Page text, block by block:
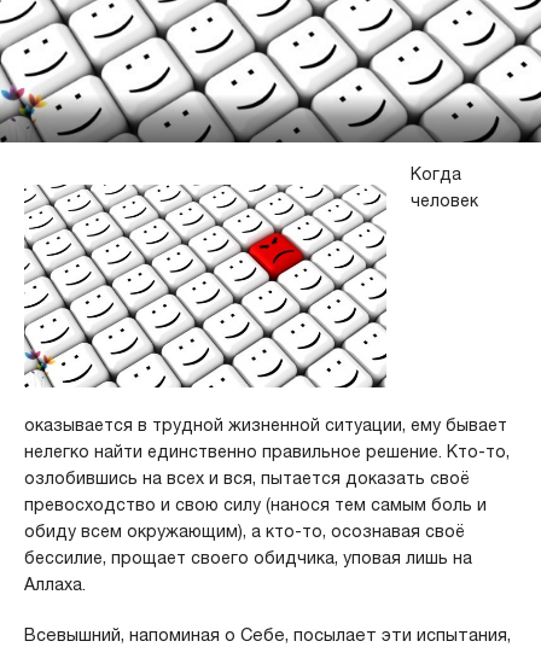
Когда
человек
оказывается в трудной жизненной ситуации, ему бывает
нелегко найти единственно правильное решение. Кто-то,
озлобившись на всех и вся, пытается доказать своё
превосходство и свою силу (нанося тем самым боль и
обиду всем окружающим), а кто-то, осознавая своё
бессилие, прощает своего обидчика, уповая лишь на
Аллаха.
Всевышний, напоминая о Себе, посылает эти испытания,